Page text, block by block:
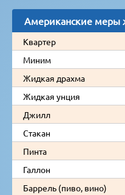
Американские меры
Квартер
Миним
Жидкая драхма
Жидкая унция
Джилл
Стакан
Пинта
Галлон
Баррель (пиво, вино)